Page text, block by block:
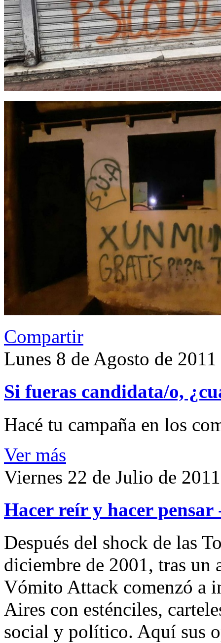
Compartir
Lunes 8 de Agosto de 2011
Si fueras candidata/o,
Hacé tu campaña en los
Ver más
Viernes 22 de Julio de 2011
Hacer reír y hacer
Después del shock de las
diciembre de 2001, tras un
Vómito Attack comenzó a
Aires con esténciles,
social y político. Aquí sus